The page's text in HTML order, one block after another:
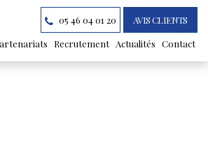
Recrutement Actualités Contact
05 46 04 01 20 AVIS CLIENTS